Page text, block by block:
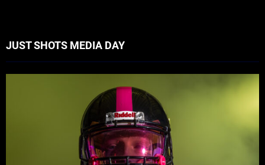
JUST SHOTS MEDIA DAY